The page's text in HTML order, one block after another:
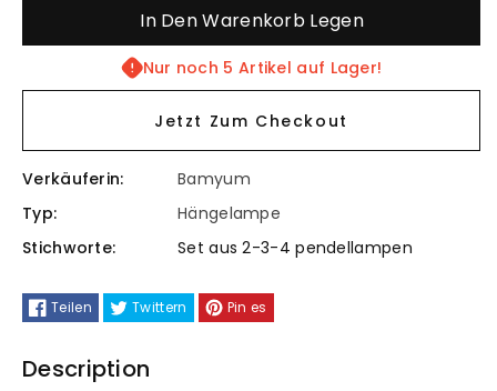
Menge
Pendelleuchte
2
Flammige
Metall
die
Menge
für
Pendelleuchte
Flammige
Metall
In Den Warenkorb Legen
Nur noch 5 Artikel auf Lager!
Jetzt Zum Checkout
Verkäuferin:
Bamyum
Typ:
Hängelampe
Stichworte:
Set aus 2-3-4 pendellampen
Teilen Twittern Pin es
Description